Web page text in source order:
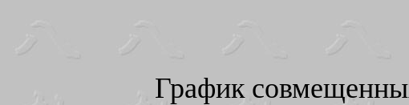
График